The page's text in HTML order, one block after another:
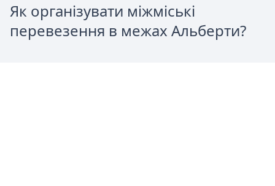
Як організувати міжміські
перевезення в межах Альберти?